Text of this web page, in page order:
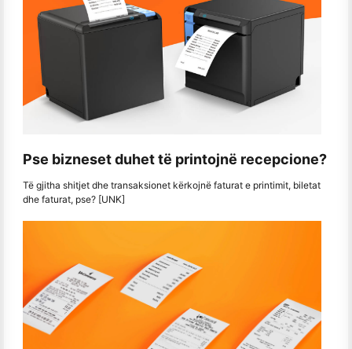
Pse bizneset duhet të printojnë recepcione?
Të gjitha shitjet dhe transaksionet kërkojnë faturat e printimit, biletat
dhe faturat, pse? [UNK]